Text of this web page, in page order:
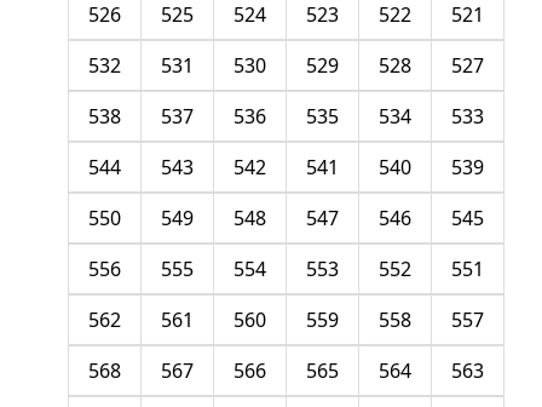
521
522
523
524
525
526
527
528
529
530
531
532
533
534
535
536
537
538
539
540
541
542
543
544
545
546
547
548
549
550
551
552
553
554
555
556
557
558
559
560
561
562
563
564
565
566
567
568